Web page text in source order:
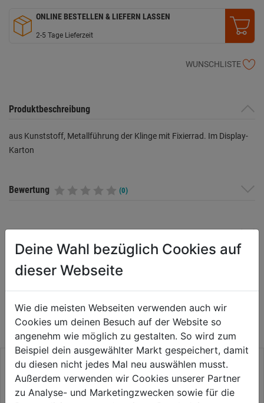
ONLINE BESTELLEN & LIEFERN LASSEN
2-5 Tage Lieferzeit
WUNSCHLISTE
Produktbeschreibung
aus Kunststoff, Metallführung der Klinge mit Fixierrad. Im Display-
Karton
Bewertung (0)
HERSTELLERINFORMATIONEN
WEITERE PRODUKTE AUS DIESER
KATEGORIE
Deine Wahl bezüglich Cookies auf
dieser Webseite
Wie die meisten Webseiten verwenden auch wir
Cookies um deinen Besuch auf der Website so
angenehm wie möglich zu gestalten. So wird zum
Beispiel dein ausgewählter Markt gespeichert, damit
du diesen nicht jedes Mal neu auswählen musst.
Außerdem verwenden wir Cookies unserer Partner
zu Analyse- und Marketingzwecken sowie für die